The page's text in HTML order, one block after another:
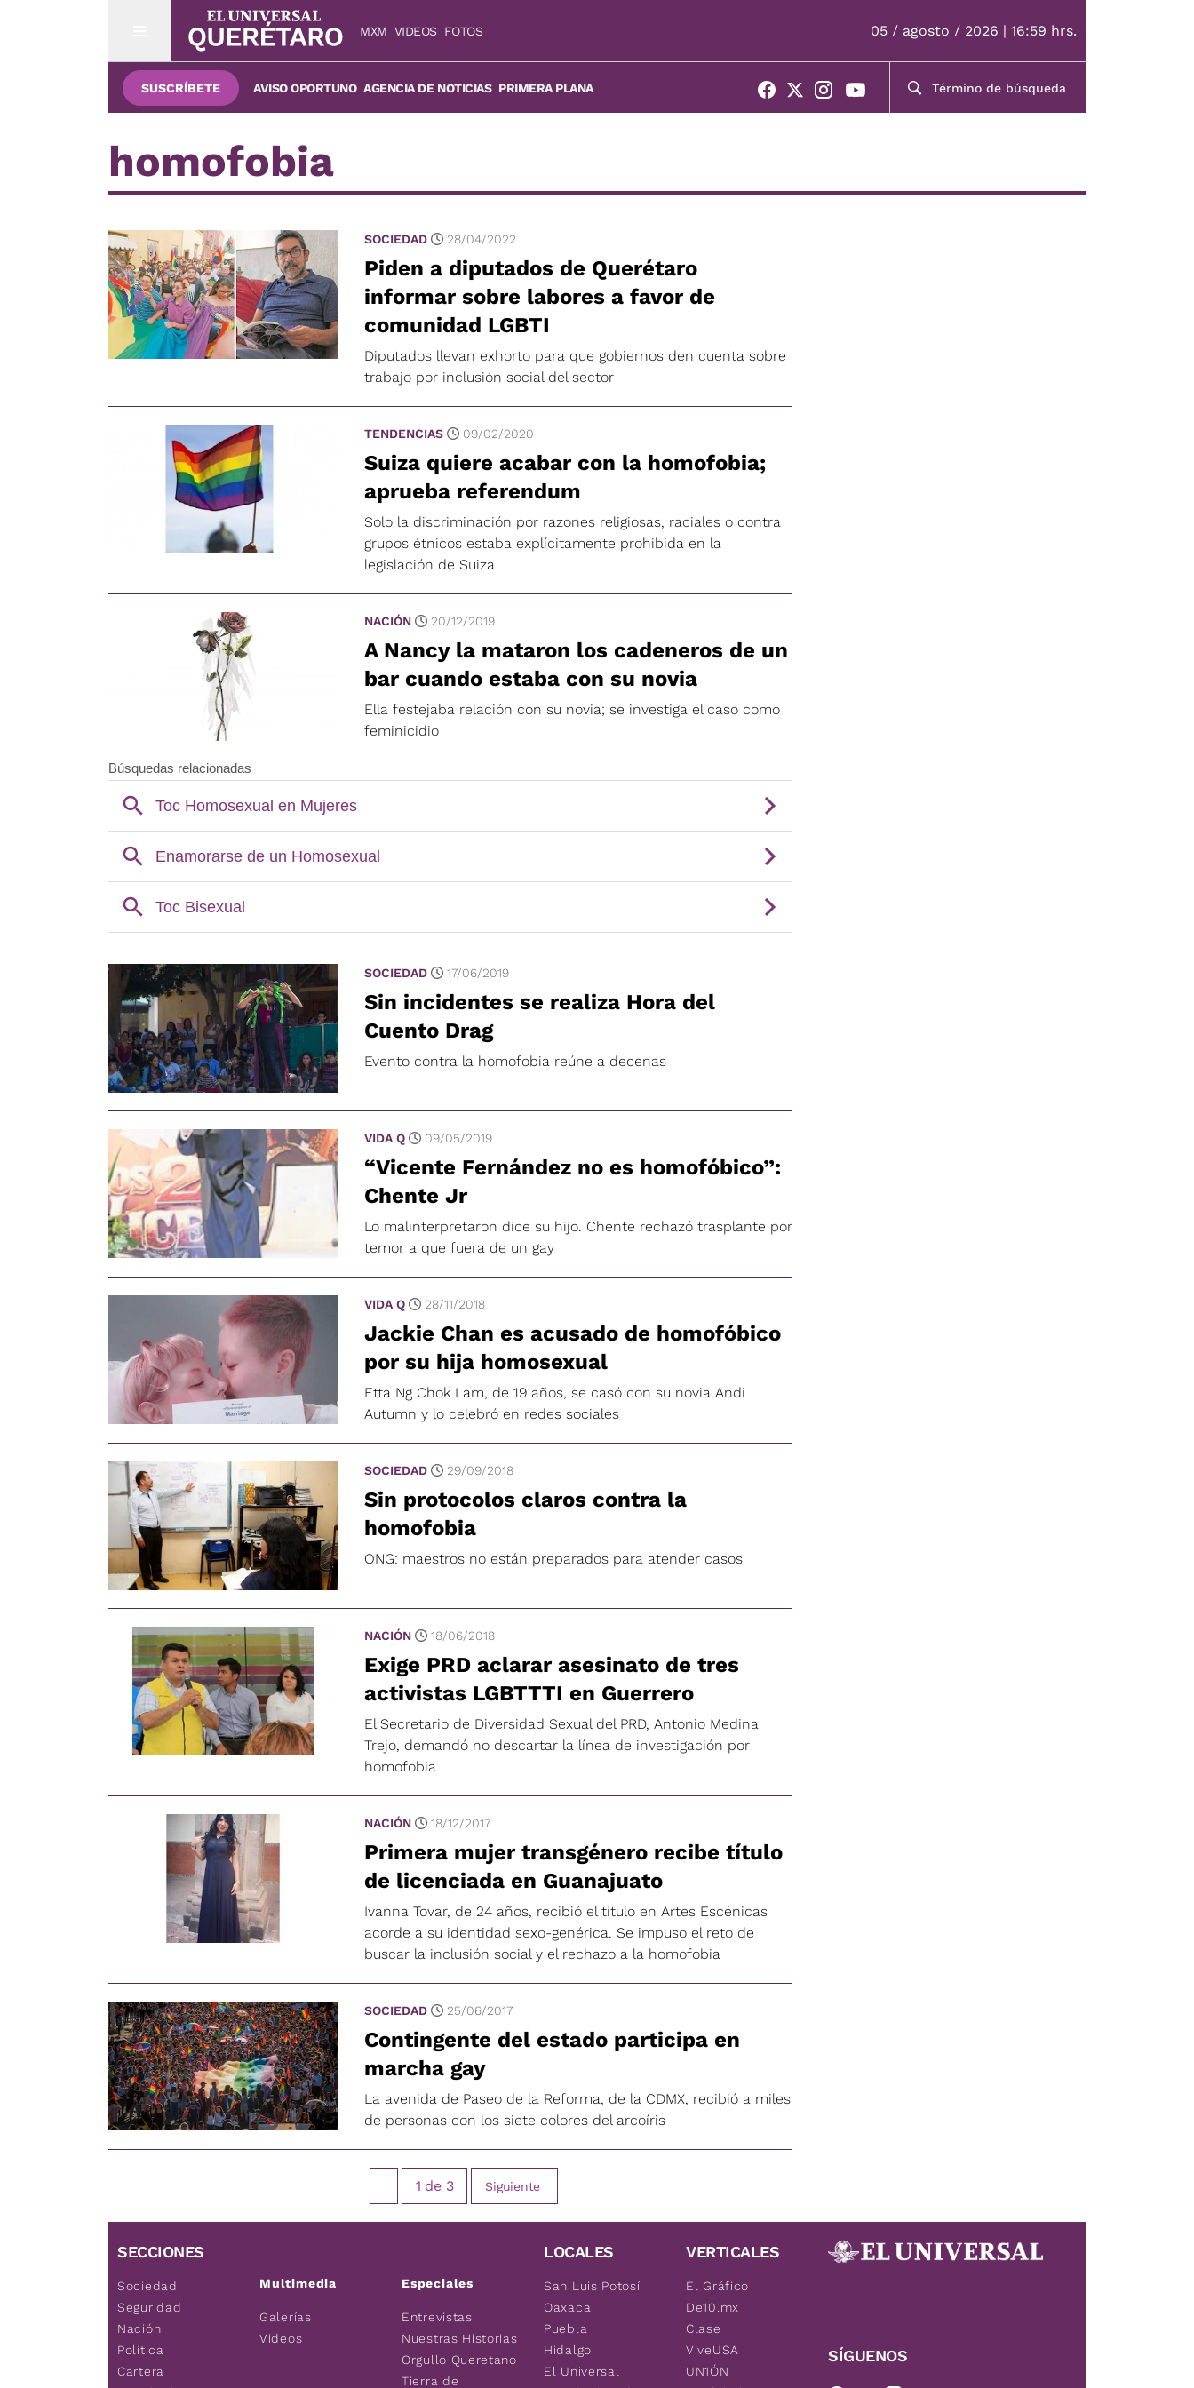
MXM VIDEOS FOTOS 05 / agosto / 2026 | 16:59 hrs.
SUSCRÍBETE AVISO OPORTUNO AGENCIA DE NOTICIAS PRIMERA PLANA
homofobia
SOCIEDAD 28/04/2022
Piden a diputados de Querétaro
informar sobre labores a favor de
comunidad LGBTI
Diputados llevan exhorto para que gobiernos den cuenta sobre
trabajo por inclusión social del sector
TENDENCIAS 09/02/2020
Suiza quiere acabar con la homofobia;
aprueba referendum
Solo la discriminación por razones religiosas, raciales o contra
grupos étnicos estaba explícitamente prohibida en la
legislación de Suiza
NACIÓN 20/12/2019
A Nancy la mataron los cadeneros de un
bar cuando estaba con su novia
Ella festejaba relación con su novia; se investiga el caso como
feminicidio
SOCIEDAD 17/06/2019
Sin incidentes se realiza Hora del
Cuento Drag
Evento contra la homofobia reúne a decenas
VIDA Q 09/05/2019
“Vicente Fernández no es homofóbico”:
Chente Jr
Lo malinterpretaron dice su hijo. Chente rechazó trasplante por
temor a que fuera de un gay
VIDA Q 28/11/2018
Jackie Chan es acusado de homofóbico
por su hija homosexual
Etta Ng Chok Lam, de 19 años, se casó con su novia Andi
Autumn y lo celebró en redes sociales
SOCIEDAD 29/09/2018
Sin protocolos claros contra la
homofobia
ONG: maestros no están preparados para atender casos
NACIÓN 18/06/2018
Exige PRD aclarar asesinato de tres
activistas LGBTTTI en Guerrero
El Secretario de Diversidad Sexual del PRD, Antonio Medina
Trejo, demandó no descartar la línea de investigación por
homofobia
NACIÓN 18/12/2017
Primera mujer transgénero recibe título
de licenciada en Guanajuato
Ivanna Tovar, de 24 años, recibió el título en Artes Escénicas
acorde a su identidad sexo-genérica. Se impuso el reto de
buscar la inclusión social y el rechazo a la homofobia
SOCIEDAD 25/06/2017
Contingente del estado participa en
marcha gay
La avenida de Paseo de la Reforma, de la CDMX, recibió a miles
de personas con los siete colores del arcoíris
1 de 3 Siguiente
SECCIONES
Sociedad
Seguridad
Nación
Política
Cartera
Multimedia
Galerías
Videos
Especiales
Entrevistas
Nuestras Historias
Orgullo Queretano
Tierra de
LOCALES
San Luis Potosí
Oaxaca
Puebla
Hidalgo
El Universal
VERTICALES
El Gráfico
De10.mx
Clase
ViveUSA
UN1ÓN
SÍGUENOS